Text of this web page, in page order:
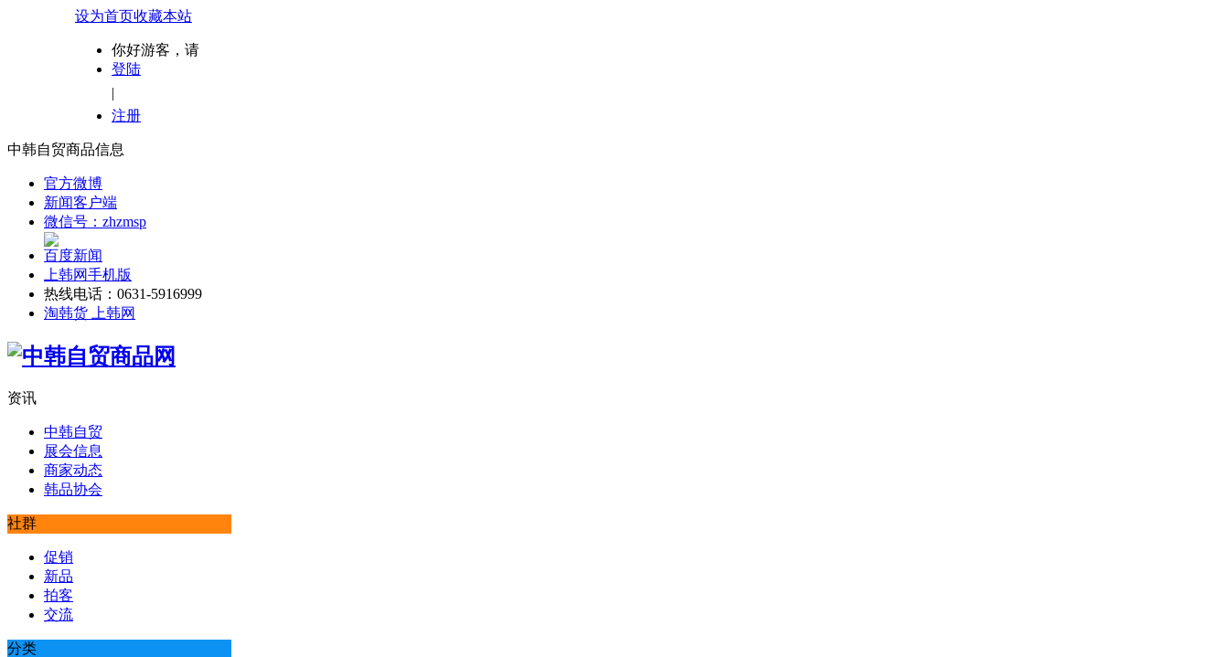
设为首页收藏本站
你好游客，请
登陆
|
注册
中韩自贸商品信息
官方微博
新闻客户端
微信号：zhzmsp
百度新闻
上韩网手机版
热线电话：0631-5916999
淘韩货 上韩网
资讯
中韩自贸
展会信息
商家动态
韩品协会
社群
促销
新品
拍客
交流
分类